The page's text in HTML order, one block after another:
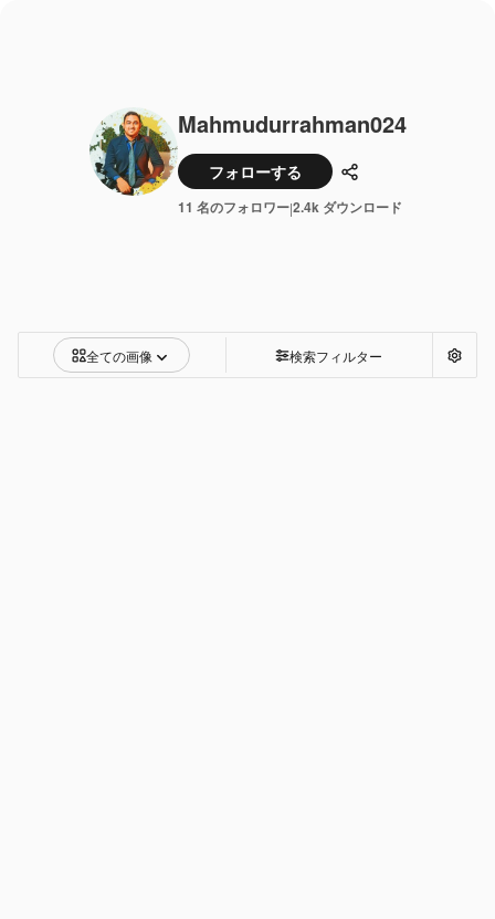
Mahmudurrahman024
フォローする 共有
11 名のフォロワー|2.4k ダウンロード
全ての画像 検索フィルター